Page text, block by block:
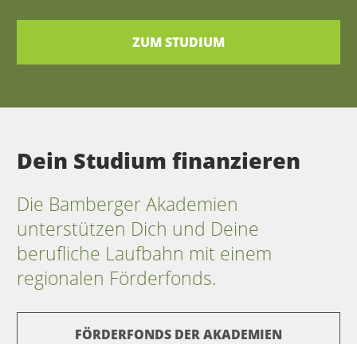
ZUM STUDIUM
Dein Studium finanzieren
Die Bamberger Akademien
unterstützen Dich und Deine
berufliche Laufbahn mit einem
regionalen Förderfonds.
FÖRDERFONDS DER AKADEMIEN